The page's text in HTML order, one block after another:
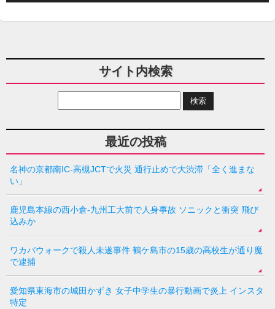
サイト内検索
最近の投稿
名神の京都南IC-高槻JCTで火災 通行止めで大渋滞「全く進まな
い」
鹿児島本線の西小倉-九州工大前で人身事故 ソニックと衝突 飛び
込みか
ワカバウォークで殺人未遂事件 鶴ケ島市の15歳の高校生が通り魔
で逮捕
愛知県東海市の城田かずき 女子中学生の暴行動画で炎上 インスタ
特定